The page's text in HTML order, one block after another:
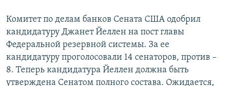
Все сайты РСЕ/РС
Комитет по делам банков Сената США одобрил
кандидатуру Джанет Йеллен на пост главы
Федеральной резервной системы. За ее
кандидатуру проголосовали 14 сенаторов, против –
8. Теперь кандидатура Йеллен должна быть
утверждена Сенатом полного состава. Ожидается,